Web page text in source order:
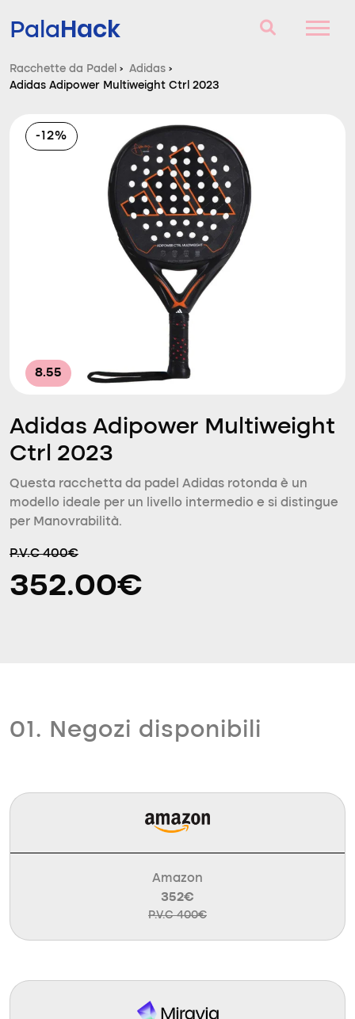
PalaHack
Racchette da Padel
Domande e risposte
Comparatore
Racchette da Padel › Adidas ›
Adidas Adipower Multiweight Ctrl 2023
-12%
8.55
Adidas Adipower Multiweight
Ctrl 2023
Questa racchetta da padel Adidas rotonda è un
modello ideale per un livello intermedio e si distingue
per Manovrabilità.
P.V.C 400€
352.00€
01. Negozi disponibili
Amazon
352€
P.V.C 400€